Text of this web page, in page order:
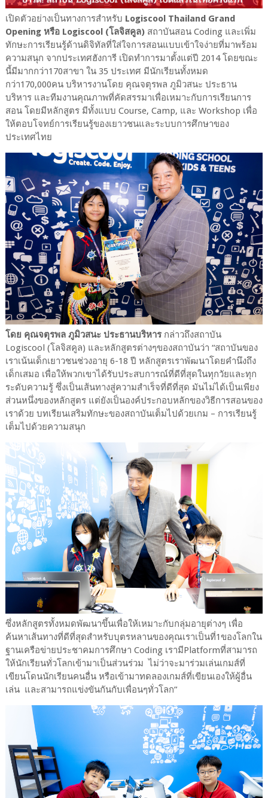
เปิดตัวอย่างเป็นทางการสำหรับ Logiscool Thailand Grand
Opening หรือ Logiscool (โลจิสคูล) สถาบันสอน Coding และเพิ่ม
ทักษะการเรียนรู้ด้านดิจิทัลที่ใส่ใจการสอนแบบเข้าใจง่ายที่มาพร้อม
ความสนุก จากประเทศฮังการี เปิดทำการมาตั้งแต่ปี 2014 โดยขณะ
นี้มีมากกว่า170สาขา ใน 35 ประเทศ มีนักเรียนทั้งหมด
กว่า170,000คน บริหารงานโดย คุณจตุรพล ภูมิวสนะ ประธาน
บริหาร และทีมงานคุณภาพที่คัดสรรมาเพื่อเหมาะกับการเรียนการ
สอน โดยมีหลักสูตร มีทั้งแบบ Course, Camp, และ Workshop เพื่อ
ให้ตอบโจทย์การเรียนรู้ของเยาวชนและระบบการศึกษาของ
ประเทศไทย
โดย คุณจตุรพล ภูมิวสนะ ประธานบริหาร กล่าวถึงสถาบัน
Logiscool (โลจิสคูล) และหลักสูตรต่างๆของสถาบันว่า “สถาบันของ
เราเน้นเด็กเยาวชนช่วงอายุ 6-18 ปี หลักสูตรเราพัฒนาโดยคำนึงถึง
เด็กเสมอ เพื่อให้พวกเขาได้รับประสบการณ์ที่ดีที่สุดในทุกวัยและทุก
ระดับความรู้ ซึ่งเป็นเส้นทางสู่ความสำเร็จที่ดีที่สุด มันไม่ได้เป็นเพียง
ส่วนหนึ่งของหลักสูตร แต่ยังเป็นองค์ประกอบหลักของวิธีการสอนของ
เราด้วย บทเรียนเสริมทักษะของสถาบันเต็มไปด้วยเกม – การเรียนรู้
เต็มไปด้วยความสนุก
ซึ่งหลักสูตรทั้งหมดพัฒนาขึ้นเพื่อให้เหมาะกับกลุ่มอายุต่างๆ เพื่อ
ค้นหาเส้นทางที่ดีที่สุดสำหรับบุตรหลานของคุณเราเป็นที่1ของโลกใน
ฐานเครือข่ายประชาคมการศึกษา Coding เรามีPlatformที่สามารถ
ให้นักเรียนทั่วโลกเข้ามาเป็นส่วนร่วม ไม่ว่าจะมาร่วมเล่นเกมส์ที่
เขียนโดนนักเรียนคนอื่น หรือเข้ามาทดลองเกมส์ที่เขียนเองให้ผู้อื่น
เล่น และสามารถแข่งขันกันกับเพื่อนๆทั่วโลก”